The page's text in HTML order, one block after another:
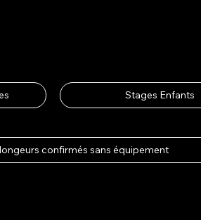
confirmés sans équipement
Stages Enfants